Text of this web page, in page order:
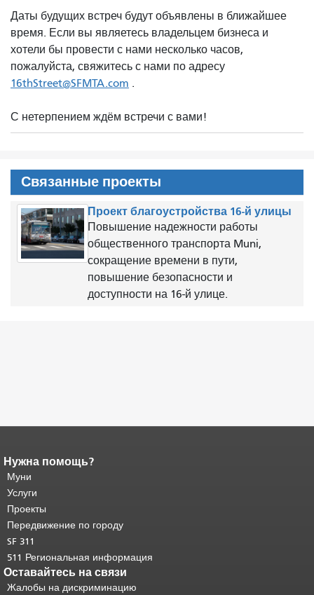
Даты будущих встреч будут объявлены в ближайшее
время. Если вы являетесь владельцем бизнеса и
хотели бы провести с нами несколько часов,
пожалуйста, свяжитесь с нами по адресу
16thStreet@SFMTA.com .
С нетерпением ждём встречи с вами!
Связанные проекты
Проект благоустройства 16-й улицы
Повышение надежности работы
общественного транспорта Muni,
сокращение времени в пути,
повышение безопасности и
доступности на 16-й улице.
Конец содержимого
страницы.
страницы повторяется на каждой
странице.
основного содержимого .
Нужна помощь?
Муни
Услуги
Проекты
Передвижение по городу
SF 311
511 Региональная информация
Оставайтесь на связи
Жалобы на дискриминацию